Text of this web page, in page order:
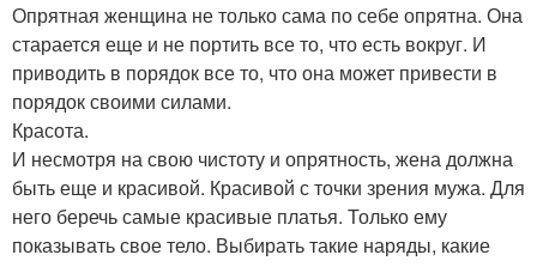
Опрятная женщина не только сама по себе опрятна. Она
старается еще и не портить все то, что есть вокруг. И
приводить в порядок все то, что она может привести в
порядок своими силами.
Красота.
И несмотря на свою чистоту и опрятность, жена должна
быть еще и красивой. Красивой с точки зрения мужа. Для
него беречь самые красивые платья. Только ему
показывать свое тело. Выбирать такие наряды, какие